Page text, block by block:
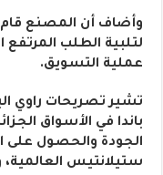
وأضاف أن المصنع قام
لتلبية الطلب المرتفع
عملية التسويق.
تشير تصريحات راوي
باندا في الأسواق
الجودة والحصول على
ستيلانتيس العالمية،